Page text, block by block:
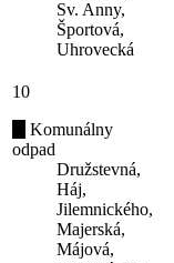
Sv. Anny,
Športová,
Uhrovecká
10
Komunálny
odpad
Družstevná,
Háj,
Jilemnického,
Majerská,
Májová,